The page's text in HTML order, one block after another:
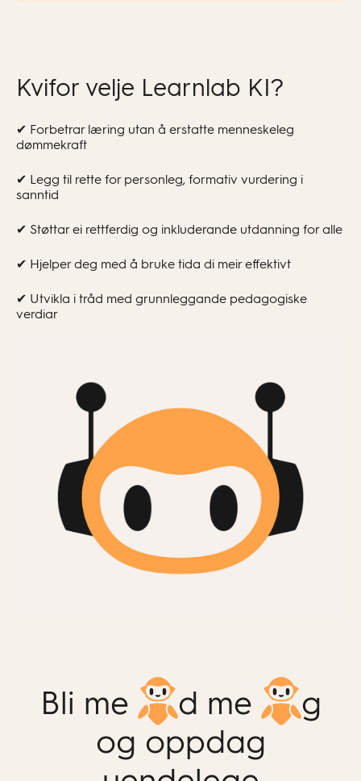
Kvifor velje Learnlab KI?
✔ Forbetrar læring utan å erstatte menneskeleg
dømmekraft
✔ Legg til rette for personleg, formativ vurdering i
sanntid
✔ Støttar ei rettferdig og inkluderande utdanning for alle
✔ Hjelper deg med å bruke tida di meir effektivt
✔ Utvikla i tråd med grunnleggande pedagogiske
verdiar
Bli me d me
g
og oppdag